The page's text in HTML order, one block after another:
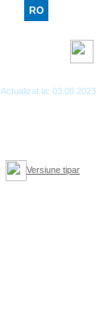
RO
Actualizat la: 03.08.2023
Versiune tipar